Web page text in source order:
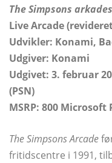
The Simpsons
Live Arcade
Udvikler: Konami,
Udgiver: Konami
Udgivet: 3. februar
(PSN)
MSRP: 800 Microsoft
The Simpsons Arcade
fritidscentre i 1991,